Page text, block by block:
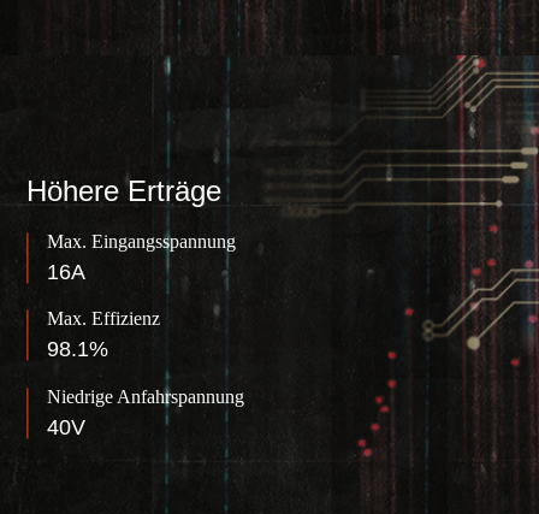
Höhere Erträge
Max. Eingangsspannung
16A
Max. Effizienz
98.1%
Niedrige Anfahrspannung
40V